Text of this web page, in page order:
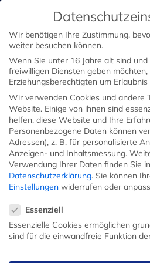
Wir benötigen Ihre Zustimmung,
weiter besuchen können.
Wenn Sie unter 16 Jahre alt sind
freiwilligen Diensten geben möchten,
Erziehungsberechtigten um
Wir verwenden Cookies und andere
Website. Einige von ihnen sind
helfen, diese Website und Ihre
Personenbezogene Daten können
Adressen), z. B. für personalisierte
Anzeigen- und Inhaltsmessung.
Verwendung Ihrer Daten finden Sie
Datenschutzerklärung. Sie können
Einstellungen widerrufen oder
Essenziell
Essenzielle Cookies ermöglichen
sind für die einwandfreie Funktion